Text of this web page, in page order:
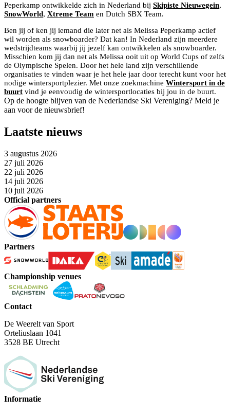
Peperkamp ontwikkelde zich in Nederland bij Skipiste Nieuwegein,
SnowWorld, Xtreme Team en Dutch SBX Team.
Ben jij of ken jij iemand die later net als Melissa Peperkamp actief
wil worden als snowboarder? Dat kan! In Nederland zijn meerdere
wedstrijdteams waarbij jij jezelf kan ontwikkelen als snowboarder.
Misschien kom jij dan net als Melissa ooit uit op World Cups of zelfs
de Olympische Spelen. Door het hele land zijn verschillende
organisaties te vinden waar je het hele jaar door terecht kunt voor het
nodige wintersportplezier. Met onze zoekmachine Wintersport in de
buurt vind je eenvoudig de wintersportlocaties bij jou in de buurt.
Op de hoogte blijven van de Nederlandse Ski Vereniging? Meld je
aan voor de nieuwsbrief!
Laatste nieuws
3 augustus 2026
27 juli 2026
22 juli 2026
14 juli 2026
10 juli 2026
Official partners
Partners
Championship venues
Contact
De Weerelt van Sport
Orteliuslaan 1041
3528 BE Utrecht
Informatie